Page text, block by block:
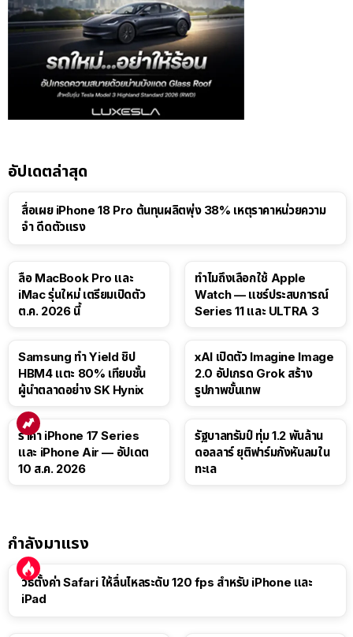
อัปเดตล่าสุด
สื่อเผย iPhone 18 Pro ต้นทุนผลิตพุ่ง 38% เหตุราคาหน่วยความ
จำ ดีดตัวแรง
ลือ MacBook Pro และ
iMac รุ่นใหม่ เตรียมเปิดตัว
ต.ค. 2026 นี้
ทำไมถึงเลือกใช้ Apple
Watch — แชร์ประสบการณ์
Series 11 และ ULTRA 3
Samsung ทำ Yield ชิป
HBM4 แตะ 80% เทียบชั้น
ผู้นำตลาดอย่าง SK Hynix
xAI เปิดตัว Imagine Image
2.0 อัปเกรด Grok สร้าง
รูปภาพขั้นเทพ
ราคา iPhone 17 Series
และ iPhone Air — อัปเดต
10 ส.ค. 2026
รัฐบาลทรัมป์ ทุ่ม 1.2 พันล้าน
ดอลลาร์ ยุติฟาร์มกังหันลมใน
ทะเล
กำลังมาแรง
วิธีตั้งค่า Safari ให้ลื่นไหลระดับ 120 fps สำหรับ iPhone และ
iPad